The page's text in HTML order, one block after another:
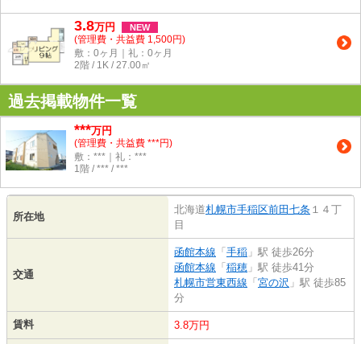
3.8万円 NEW
(管理費・共益費 1,500円)
敷：0ヶ月｜礼：0ヶ月
2階 / 1K / 27.00㎡
過去掲載物件一覧
***万円
(管理費・共益費 ***円)
敷：***｜礼：***
1階 / *** / ***
所在地
北海道札幌市手稲区前田七条 １４丁
目
交通
函館本線 「手稲 」駅 徒歩26分
函館本線 「稲穂 」駅 徒歩41分
札幌市営東西線 「宮の沢 」駅 徒歩85
分
賃料 3.8万円